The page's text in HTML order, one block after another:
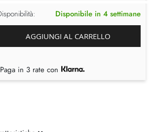
Disponibile in 4 settimane
AGGIUNGI AL CARRELLO
Paga in 3 rate con